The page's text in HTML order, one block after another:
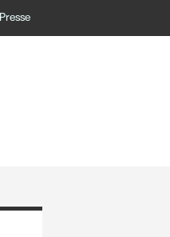
Presse